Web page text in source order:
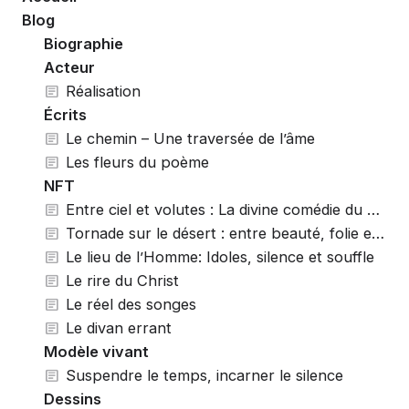
Blog
Biographie
Acteur
Réalisation
Écrits
Le chemin – Une traversée de l’âme
Les fleurs du poème
NFT
Entre ciel et volutes : La divine comédie du cigare
Tornade sur le désert : entre beauté, folie et création
Le lieu de l’Homme: Idoles, silence et souffle
Le rire du Christ
Le réel des songes
Le divan errant
Modèle vivant
Suspendre le temps, incarner le silence
Dessins